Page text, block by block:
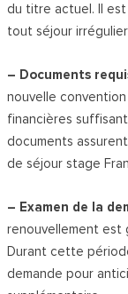
du titre actuel. Il
tout séjour
– Documents
nouvelle
financières
documents
de séjour stage
– Examen de la
renouvellement est
Durant cette
demande pour